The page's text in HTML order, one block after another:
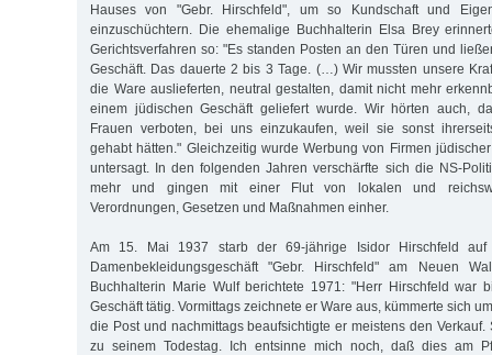
Hauses von "Gebr. Hirschfeld", um so Kundschaft und
einzuschüchtern. Die ehemalige Buchhalterin Elsa Brey
Gerichtsverfahren so: "Es standen Posten an den Türen und
Geschäft. Das dauerte 2 bis 3 Tage. (…) Wir mussten unsere
die Ware auslieferten, neutral gestalten, damit nicht mehr
einem jüdischen Geschäft geliefert wurde. Wir hörten auch,
Frauen verboten, bei uns einzukaufen, weil sie sonst
gehabt hätten." Gleichzeitig wurde Werbung von Firmen
untersagt. In den folgenden Jahren verschärfte sich die NS-
mehr und gingen mit einer Flut von lokalen und
Verordnungen, Gesetzen und Maßnahmen einher.
Am 15. Mai 1937 starb der 69-jährige Isidor Hirschfeld
Damenbekleidungsgeschäft "Gebr. Hirschfeld" am Neuen
Buchhalterin Marie Wulf berichtete 1971: "Herr Hirschfeld war
Geschäft tätig. Vormittags zeichnete er Ware aus, kümmerte sich
die Post und nachmittags beaufsichtigte er meistens den
zu seinem Todestag. Ich entsinne mich noch, daß dies am